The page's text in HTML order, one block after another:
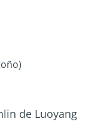
de Luoyang